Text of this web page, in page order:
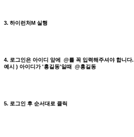
3. 하이런처M 실행
4. 로그인은 아이디 앞에 @를 꼭 입력해주셔야 합니다.
예시 ) 아이디가 '홍길동'일때 @홍길동
5. 로그인 후 순서대로 클릭